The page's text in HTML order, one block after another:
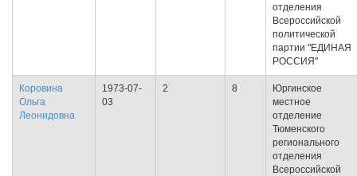
отделения
Всероссийской
политической
партии "ЕДИНАЯ
РОССИЯ"
Коровина
Ольга
Леонидовна
1973-07-
03
2 8
Юргинское
местное
отделение
Тюменского
регионального
отделения
Всероссийской